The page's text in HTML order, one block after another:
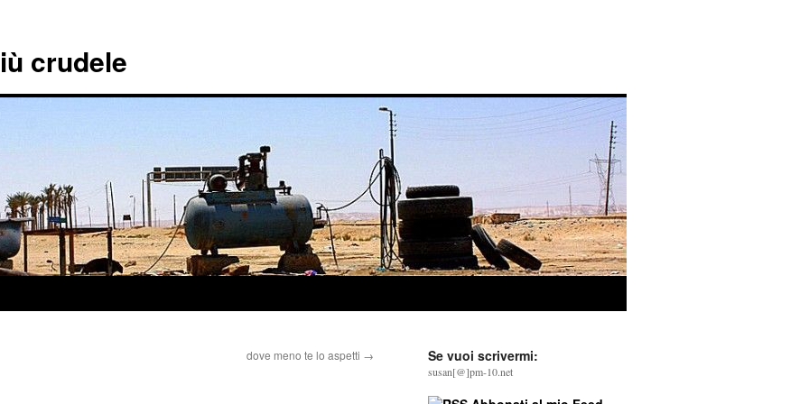
crudele
dove meno te lo aspetti → Se vuoi scrivermi:
susan[@]pm-10.net